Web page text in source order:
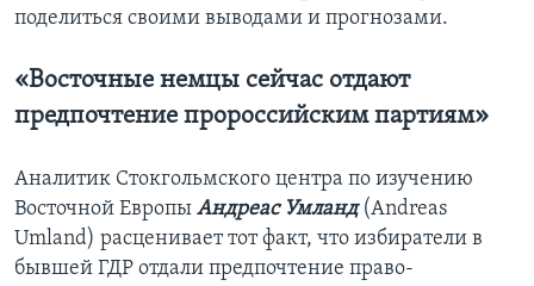
поделиться своими выводами и прогнозами.
«Восточные немцы сейчас отдают
предпочтение пророссийским партиям»
Аналитик Стокгольмского центра по изучению
Восточной Европы Андреас Умланд(Andreas
Umland) расценивает тот факт, что избиратели в
бывшей ГДР отдали предпочтение право-